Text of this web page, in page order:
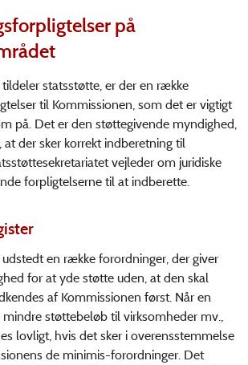
på
statsstøtte, er der en række
til Kommissionen, som det er vigtigt
på. Det er den støttegivende myndighed,
at der sker korrekt indberetning til
vejleder om juridiske
forpligtelserne til at indberette.
en række forordninger, der giver
for at yde støtte uden, at den skal
af Kommissionen først. Når en
støttebeløb til virksomheder mv.,
lovligt, hvis det sker i overensstemmelse
de minimis-forordninger. Det